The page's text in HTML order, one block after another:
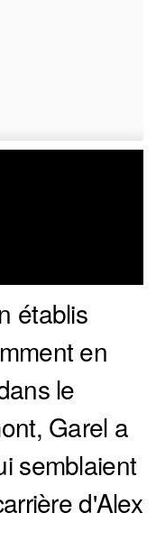
établis
en
le
Garel a
semblaient
d'Alex